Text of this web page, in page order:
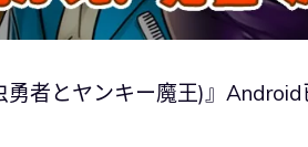
者とヤンキー魔王)』Android